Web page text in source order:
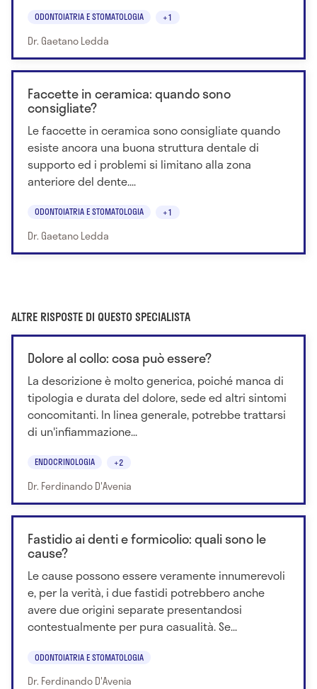
ODONTOIATRIA E STOMATOLOGIA +1
Dr. Gaetano Ledda
Faccette in ceramica: quando sono
consigliate?
Le faccette in ceramica sono consigliate quando
esiste ancora una buona struttura dentale di
supporto ed i problemi si limitano alla zona
anteriore del dente....
ODONTOIATRIA E STOMATOLOGIA +1
Dr. Gaetano Ledda
ALTRE RISPOSTE DI QUESTO SPECIALISTA
Dolore al collo: cosa può essere?
La descrizione è molto generica, poiché manca di
tipologia e durata del dolore, sede ed altri sintomi
concomitanti. In linea generale, potrebbe trattarsi
di un'infiammazione...
ENDOCRINOLOGIA +2
Dr. Ferdinando D'Avenia
Fastidio ai denti e formicolio: quali sono le
cause?
Le cause possono essere veramente innumerevoli
e, per la verità, i due fastidi potrebbero anche
avere due origini separate presentandosi
contestualmente per pura casualità. Se...
ODONTOIATRIA E STOMATOLOGIA
Dr. Ferdinando D'Avenia